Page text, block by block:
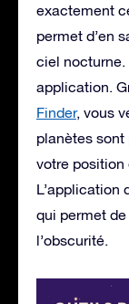
exactement
permet d’en
ciel nocturne.
application.
Finder, vous
planètes sont
votre position
L’application
qui permet
l’obscurité.